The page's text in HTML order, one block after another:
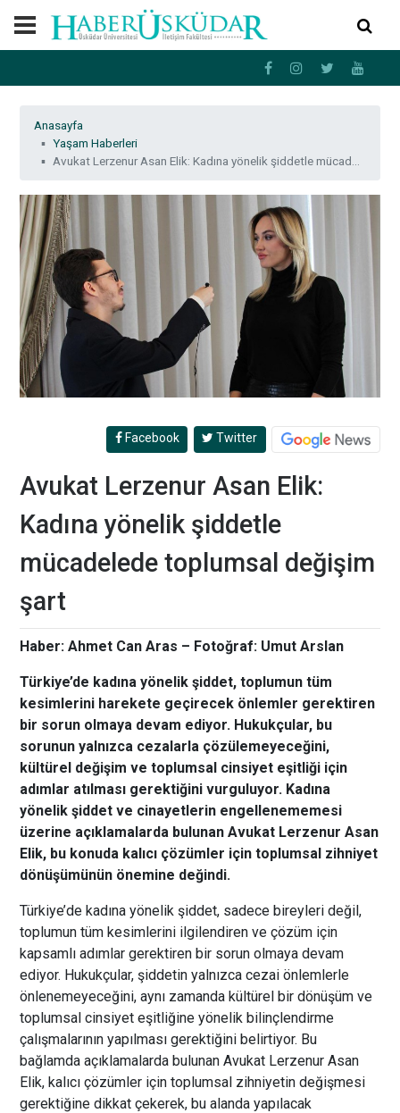
Anasayfa
Yaşam Haberleri
Avukat Lerzenur Asan Elik: Kadına yönelik şiddetle mücadelede toplumsal değişim şart
Facebook Twitter
Avukat Lerzenur Asan Elik:
Kadına yönelik şiddetle
mücadelede toplumsal değişim
şart
Haber: Ahmet Can Aras – Fotoğraf: Umut Arslan
Türkiye’de kadına yönelik şiddet, toplumun tüm
kesimlerini harekete geçirecek önlemler gerektiren
bir sorun olmaya devam ediyor. Hukukçular, bu
sorunun yalnızca cezalarla çözülemeyeceğini,
kültürel değişim ve toplumsal cinsiyet eşitliği için
adımlar atılması gerektiğini vurguluyor. Kadına
yönelik şiddet ve cinayetlerin engellenememesi
üzerine açıklamalarda bulunan Avukat Lerzenur Asan
Elik, bu konuda kalıcı çözümler için toplumsal zihniyet
dönüşümünün önemine değindi.
Türkiye’de kadına yönelik şiddet, sadece bireyleri değil,
toplumun tüm kesimlerini ilgilendiren ve çözüm için
kapsamlı adımlar gerektiren bir sorun olmaya devam
ediyor. Hukukçular, şiddetin yalnızca cezai önlemlerle
önlenemeyeceğini, aynı zamanda kültürel bir dönüşüm ve
toplumsal cinsiyet eşitliğine yönelik bilinçlendirme
çalışmalarının yapılması gerektiğini belirtiyor. Bu
bağlamda açıklamalarda bulunan Avukat Lerzenur Asan
Elik, kalıcı çözümler için toplumsal zihniyetin değişmesi
gerektiğine dikkat çekerek, bu alanda yapılacak